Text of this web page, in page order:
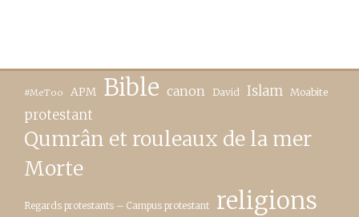
#MeToo APM Bible canon David Islam Moabite
protestant
Qumrân et rouleaux de la mer
Morte
Regards protestants – Campus protestant religions